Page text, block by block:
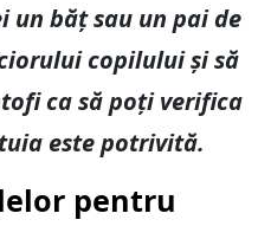
un băț sau un pai de
copilului și să
ca să poți verifica
este potrivită.
pentru